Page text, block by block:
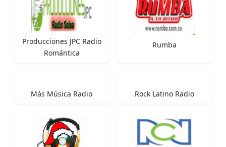
Producciones JPC Radio
Romántica
Rumba
Más Música Radio Rock Latino Radio